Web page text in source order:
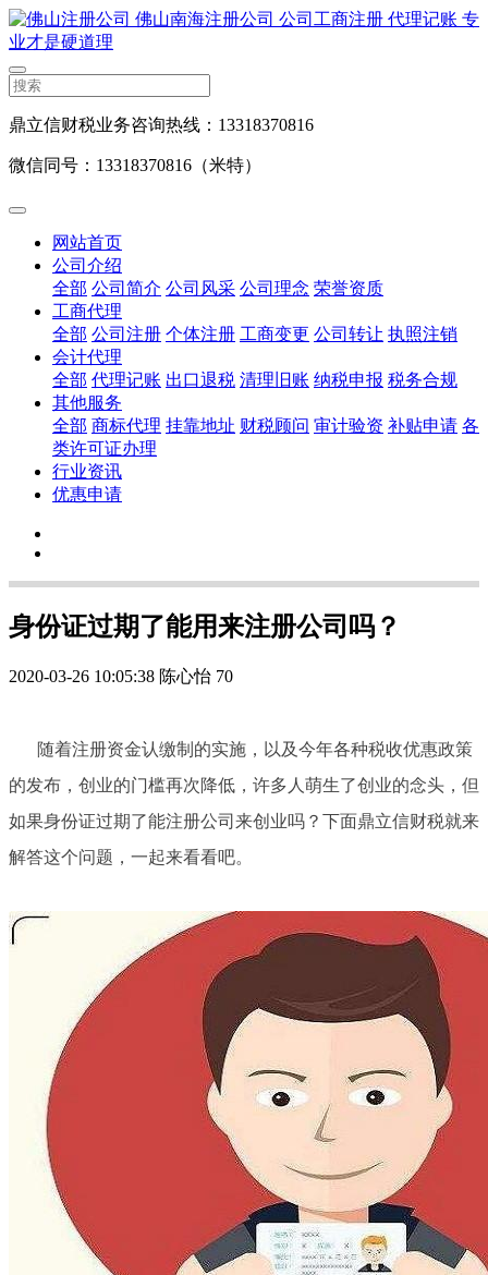
鼎立信财税业务咨询热线：13318370816
微信同号：13318370816（米特）
网站首页
公司介绍
全部 公司简介 公司风采 公司理念 荣誉资质
工商代理
全部 公司注册 个体注册 工商变更 公司转让 执照注销
会计代理
全部 代理记账 出口退税 清理旧账 纳税申报 税务合规
其他服务
全部 商标代理 挂靠地址 财税顾问 审计验资 补贴申请 各
类许可证办理
行业资讯
优惠申请
身份证过期了能用来注册公司吗？
2020-03-26 10:05:38 陈心怡 70
随着注册资金认缴制的实施，以及今年各种税收优惠政策
的发布，创业的门槛再次降低，许多人萌生了创业的念头，但
如果身份证过期了能注册公司来创业吗？下面鼎立信财税就来
解答这个问题，一起来看看吧。